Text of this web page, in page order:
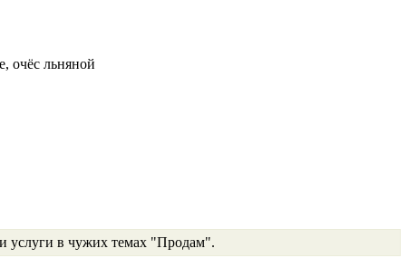
очёс льняной
услуги в чужих темах "Продам".